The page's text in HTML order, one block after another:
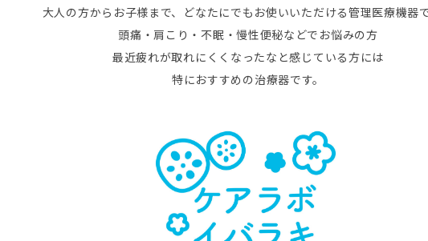
大人の方からお子様まで、どなたにでもお使いいただける管理医療機器で
頭痛・肩こり・不眠・慢性便秘などでお悩みの方
最近疲れが取れにくくなったなと感じている方には
特におすすめの治療器です。